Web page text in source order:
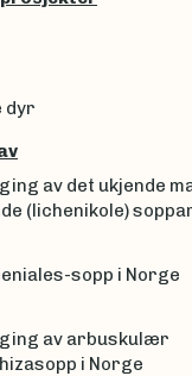
dyr
av det ukjende
(lichenikole)
sopp i Norge
av arbuskulær
i Norge